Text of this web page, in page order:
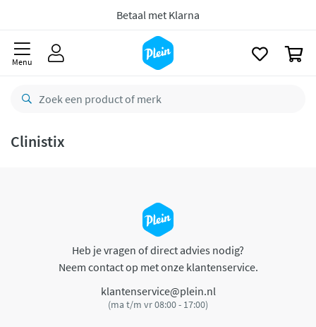
Betaal met Klarna
Menu
Clinistix
Heb je vragen of direct advies nodig?
Neem contact op met onze klantenservice.
klantenservice@plein.nl
(ma t/m vr 08:00 - 17:00)